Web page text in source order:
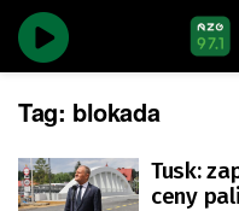
Tag: blokada
Tusk:
ceny